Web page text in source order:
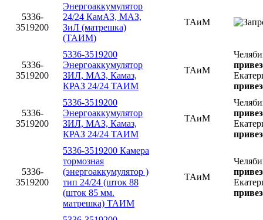
5336-
3519200
Энергоаккумулятор
24/24 КамАЗ, МАЗ,
ЗиЛ (матрешка)
(ТАИМ)
ТАиМ
5336-
3519200
5336-3519200
Энергоаккумулятор
ЗИЛ, МАЗ, Камаз,
КРАЗ 24/24 ТАИМ
ТАиМ
5336-
3519200
5336-3519200
Энергоаккумулятор
ЗИЛ, МАЗ, Камаз,
КРАЗ 24/24 ТАИМ
ТАиМ
5336-
3519200
5336-3519200 Камера
тормозная
(энергоаккумулятор )
тип 24/24 (шток 88
(шток 85 мм.
матрешка) ТАИМ
ТАиМ